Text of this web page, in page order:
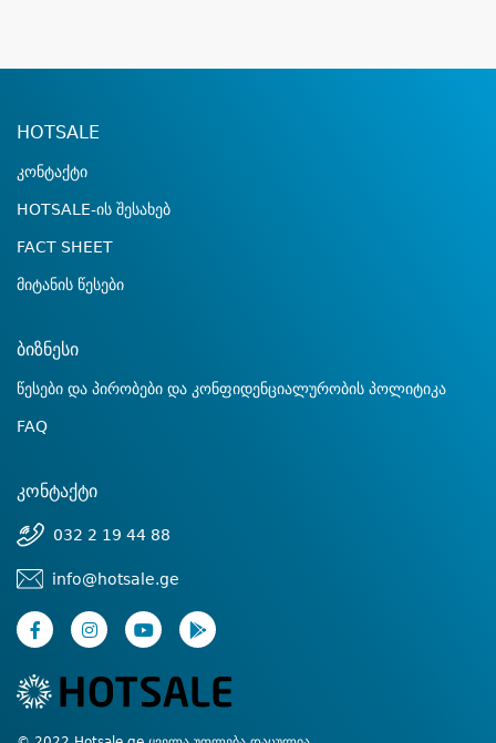
HOTSALE
კონტაქტი
HOTSALE-ის შესახებ
FACT SHEET
მიტანის წესები
ბიზნესი
წესები და პირობები და კონფიდენციალურობის პოლიტიკა
FAQ
კონტაქტი
032 2 19 44 88
info@hotsale.ge